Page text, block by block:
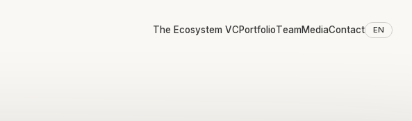
The Ecosystem VCPortfolioTeamMediaContact EN